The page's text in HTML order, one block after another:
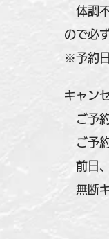
体調不
ので必
※予約
キャン
ご予約
ご予約
前日、
無断キ